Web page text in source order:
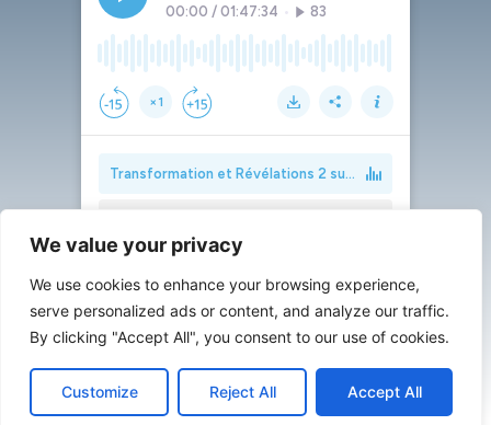
We value your privacy
We use cookies to enhance your browsing experience,
serve personalized ads or content, and analyze our traffic.
By clicking "Accept All", you consent to our use of cookies.
Customize Reject All Accept All